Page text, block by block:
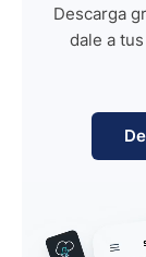
Descarga
dale a